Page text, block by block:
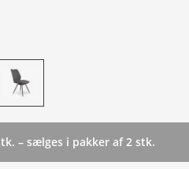
– sælges i pakker af 2 stk.